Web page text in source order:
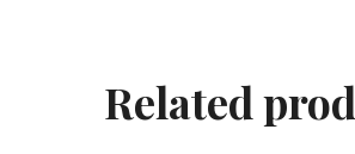
Related